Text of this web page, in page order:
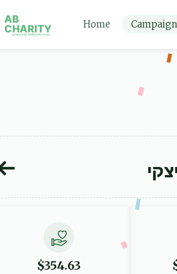
AB
CHARITY
powerd by ahblicklive.com
Home
$354.63